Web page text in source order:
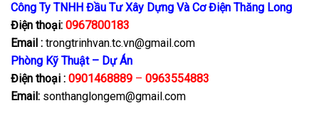
Công Ty TNHH Đầu Tư Xây Dựng Và Cơ Điện Thăng Long
Điện thoại: 0967800183
Email : trongtrinhvan.tc.vn@gmail.com
Phòng Kỹ Thuật – Dự Án
Điện thoại : 0901468889 – 0963554883
Email: sonthanglongem@gmail.com